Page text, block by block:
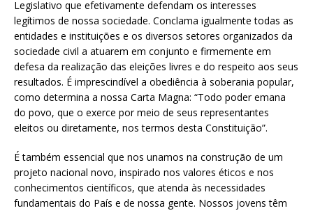
Legislativo que efetivamente defendam os interesses
legítimos de nossa sociedade. Conclama igualmente todas as
entidades e instituições e os diversos setores organizados da
sociedade civil a atuarem em conjunto e firmemente em
defesa da realização das eleições livres e do respeito aos seus
resultados. É imprescindível a obediência à soberania popular,
como determina a nossa Carta Magna: “Todo poder emana
do povo, que o exerce por meio de seus representantes
eleitos ou diretamente, nos termos desta Constituição”.
É também essencial que nos unamos na construção de um
projeto nacional novo, inspirado nos valores éticos e nos
conhecimentos científicos, que atenda às necessidades
fundamentais do País e de nossa gente. Nossos jovens têm